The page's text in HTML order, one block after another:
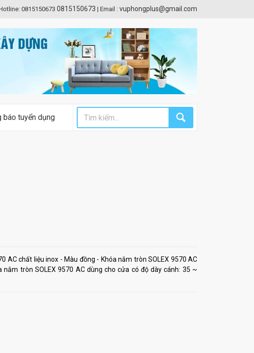
0815150673 0815150673 | Email : vuphongplus@gmail.com
báo tuyển dụng
AC chất liệu inox - Màu đồng - Khóa nắm tròn SOLEX 9570 AC
tròn SOLEX 9570 AC dùng cho cửa có độ dày cánh: 35 ~